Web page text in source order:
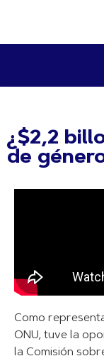
¿$2,2
de
Como
ONU, tuve la
la Comisión